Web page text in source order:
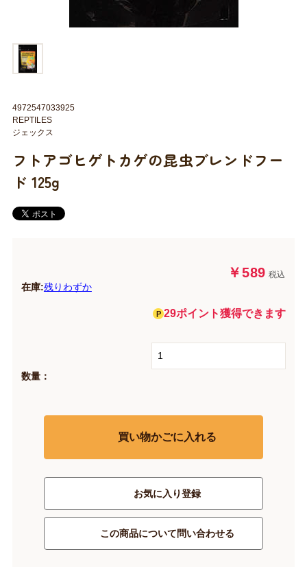
フトアゴヒゲトカゲの昆虫ブレンドフー
ド 125g
￥589 税込
在庫:残りわずか
29ポイント獲得できます
数量：
買い物かごに入れる
お気に入り登録
この商品について問い合わせる
4972547033925
REPTILES
ジェックス